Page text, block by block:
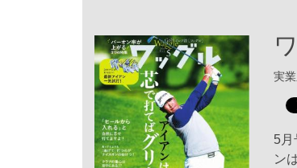
実
5月
ン